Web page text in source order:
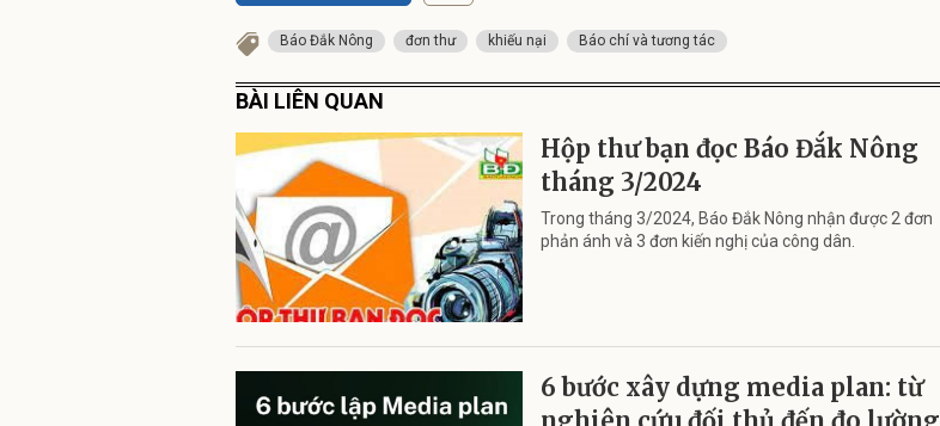
Báo Đắk Nông đơn thư khiếu nại Báo chí và tương tác
BÀI LIÊN QUAN
Hộp thư bạn đọc Báo Đắk Nông
tháng 3/2024
Trong tháng 3/2024, Báo Đắk Nông nhận được 2 đơn
phản ánh và 3 đơn kiến nghị của công dân.
6 bước xây dựng media plan: từ